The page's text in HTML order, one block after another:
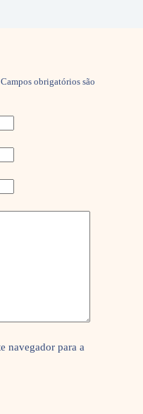
Campos obrigatórios são
navegador para a